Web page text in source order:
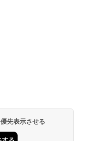
先表示させる